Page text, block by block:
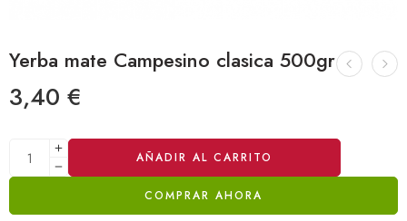
Yerba mate Campesino clasica 500gr
3,40 €
AÑADIR AL CARRITO
COMPRAR AHORA
Alternative: